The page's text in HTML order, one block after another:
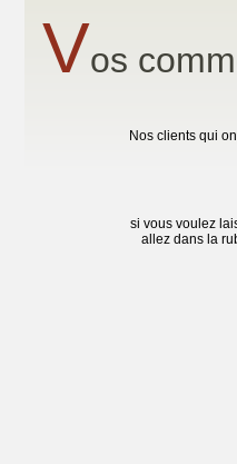
Vos
Nos clients qui
si vous voulez
allez dans la